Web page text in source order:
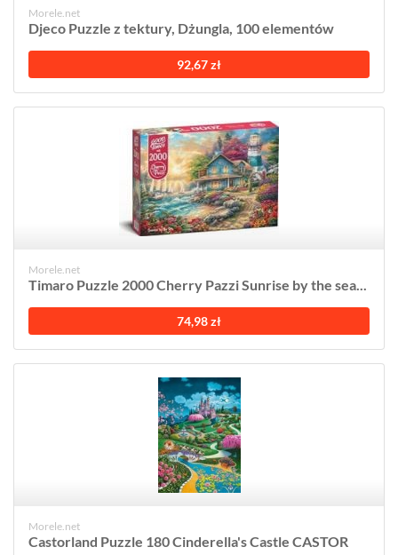
Morele.net
Djeco Puzzle z tektury, Dżungla, 100 elementów
92,67 zł
Morele.net
Timaro Puzzle 2000 Cherry Pazzi Sunrise by the sea...
74,98 zł
Morele.net
Castorland Puzzle 180 Cinderella's Castle CASTOR